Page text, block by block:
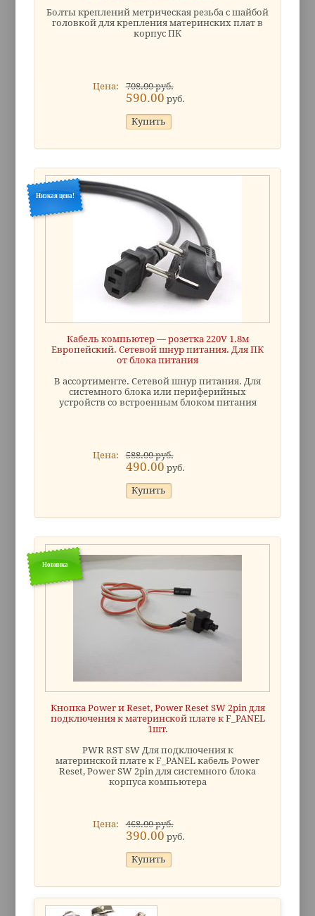
Болты креплений метрическая резьба с шайбой
головкой для крепления материнских плат в
корпус ПК
Цена: 708.00 руб.
590.00 руб.
Низкая цена!
Кабель компьютер — розетка 220V 1.8м
Европейский. Сетевой шнур питания. Для ПК
от блока питания
В ассортименте. Сетевой шнур питания. Для
системного блока или периферийных
устройств со встроенным блоком питания
Цена: 588.00 руб.
490.00 руб.
Новинка
Кнопка Power и Reset, Power Reset SW 2pin для
подключения к материнской плате к F_PANEL
1шт.
PWR RST SW Для подключения к
материнской плате к F_PANEL кабель Power
Reset, Power SW 2pin для системного блока
корпуса компьютера
Цена: 468.00 руб.
390.00 руб.